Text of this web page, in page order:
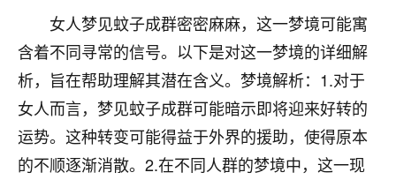
女人梦见蚊子成群密密麻麻，这一梦境可能寓
含着不同寻常的信号。以下是对这一梦境的详细解
析，旨在帮助理解其潜在含义。梦境解析：1.对于
女人而言，梦见蚊子成群可能暗示即将迎来好转的
运势。这种转变可能得益于外界的援助，使得原本
的不顺逐渐消散。2.在不同人群的梦境中，这一现
付深
我是公司人事调整，有升迁机会，但同时竞争的我们
三个，找老师的时候是抱着侥幸心理，没想到老师看
着我晋升有望，我半信半疑的按照老师建议，做了化
太岁还有一个发钱粮，本来年前的人事调整，拖到年
后，我以为都没戏了，结果开年一上班，开会提拔升
职第一个就是我，职务无所谓，主要是底薪加了
3000，非常开心，无论如何，感恩感谢！🙏🏻